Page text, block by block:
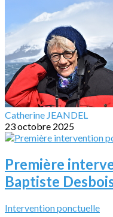
Catherine JEANDEL
23 octobre 2025
Première
Baptiste
Intervention ponctuelle